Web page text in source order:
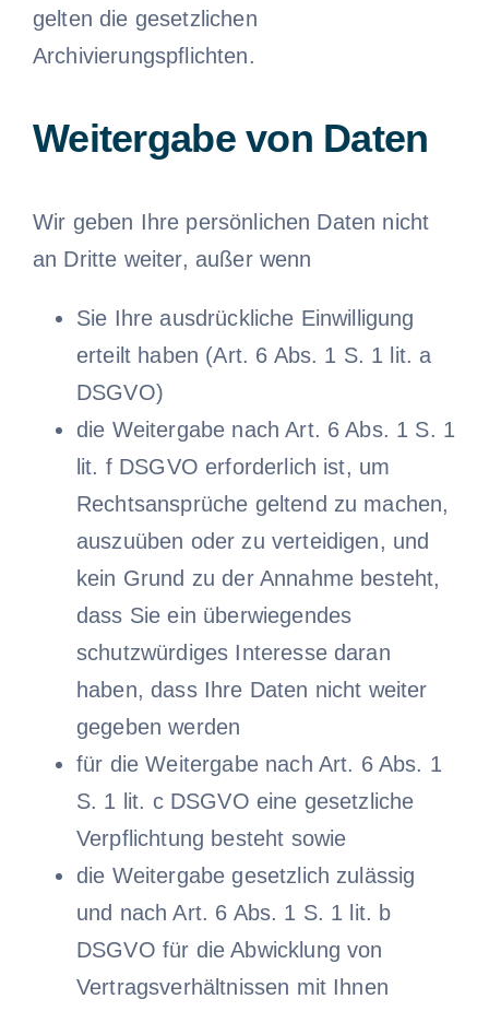
gelten die gesetzlichen
Archivierungspflichten.
Weitergabe von Daten
Wir geben Ihre persönlichen Daten nicht
an Dritte weiter, außer wenn
Sie Ihre ausdrückliche Einwilligung
erteilt haben (Art. 6 Abs. 1 S. 1 lit. a
DSGVO)
die Weitergabe nach Art. 6 Abs. 1 S. 1
lit. f DSGVO erforderlich ist, um
Rechtsansprüche geltend zu machen,
auszuüben oder zu verteidigen, und
kein Grund zu der Annahme besteht,
dass Sie ein überwiegendes
schutzwürdiges Interesse daran
haben, dass Ihre Daten nicht weiter
gegeben werden
für die Weitergabe nach Art. 6 Abs. 1
S. 1 lit. c DSGVO eine gesetzliche
Verpflichtung besteht sowie
die Weitergabe gesetzlich zulässig
und nach Art. 6 Abs. 1 S. 1 lit. b
DSGVO für die Abwicklung von
Vertragsverhältnissen mit Ihnen